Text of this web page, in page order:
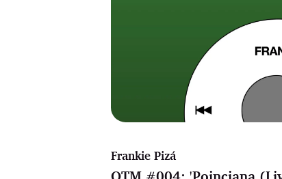
Frankie Pizá